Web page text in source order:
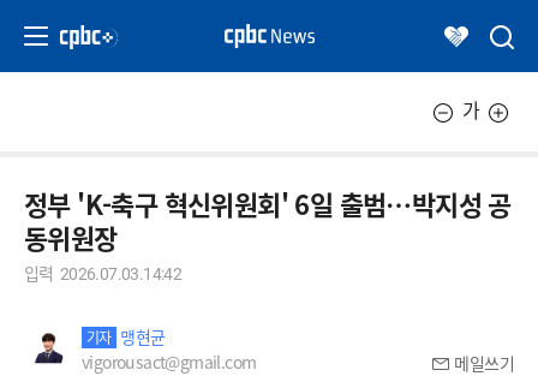
가
정부 'K-축구 혁신위원회' 6일 출범…박지성 공
동위원장
입력 2026.07.03.14:42
기자 맹현균
vigorousact@gmail.com
메일쓰기